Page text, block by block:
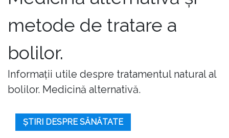
metode de tratare a
bolilor.
Informații utile despre tratamentul natural al
bolilor. Medicină alternativă.
ȘTIRI DESPRE SĂNĂTATE